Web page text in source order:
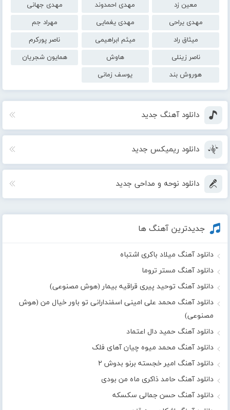
معین زد
مهدی احمدوند
مهدی جهانی
مهدی یراحی
مهدی یغمایی
مهراد جم
میثاق راد
میثم ابراهیمی
ناصر پورکرم
ناصر زینلی
هاوش
همایون شجریان
هوروش بند
یوسف زمانی
دانلود آهنگ جدید
دانلود ریمیکس جدید
دانلود نوحه و مداحی جدید
جدیدترین آهنگ ها
دانلود آهنگ میلاد باکری اشتباه
دانلود آهنگ مستر تروما
دانلود آهنگ توحید پیری قراقیه بیمار (هوش مصنوعی)
دانلود آهنگ محمد علی امینی اسفندارانی تو باور خیال من (هوش
مصنوعی)
دانلود آهنگ حمید دال اعتماد
دانلود آهنگ محمد میوه چیان آهای فلک
دانلود آهنگ امیر خجسته برنو بدوش ۲
دانلود آهنگ حامد ذاکری ماه من بودی
دانلود آهنگ حسن جمالی سکسکه